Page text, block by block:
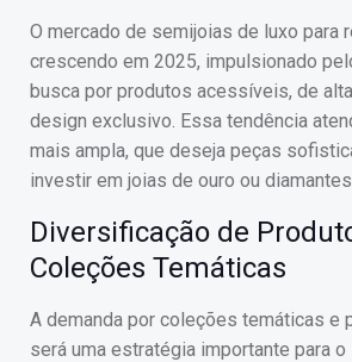
O mercado de semijoias de luxo para
crescendo em 2025, impulsionado
busca por produtos acessíveis, de
design exclusivo. Essa tendência
mais ampla, que deseja peças
investir em joias de ouro ou
Diversificação de
Coleções Temáticas
A demanda por coleções temáticas e
será uma estratégia importante para